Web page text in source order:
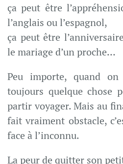
ça peut être
l’anglais ou l’espagnol,
ça peut être
le mariage d’un proche…
Peu importe, quand
toujours quelque chose
partir voyager. Mais au
fait vraiment obstacle,
face à l’inconnu.
La peur de quitter son